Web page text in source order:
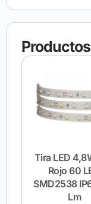
Tira LED
Rojo 60
SMD2538
Lm